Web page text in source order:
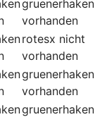
gruenerhaken
vorhanden
rotesx nicht
vorhanden
gruenerhaken
vorhanden
gruenerhaken